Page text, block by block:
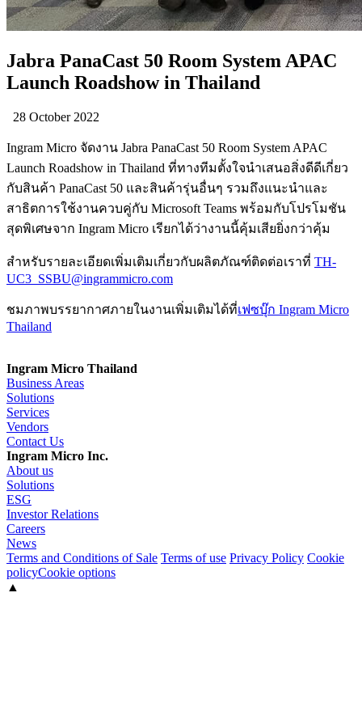
Jabra PanaCast 50 Room System APAC
Launch Roadshow in Thailand
28 October 2022
Ingram Micro จัดงาน Jabra PanaCast 50 Room System APAC
Launch Roadshow in Thailand ที่ทางทีมตั้งใจนำเสนอสิ่งดีดีเกี่ยว
กับสินค้า PanaCast 50 และสินค้ารุ่นอื่นๆ รวมถึงแนะนำและ
สาธิตการใช้งานควบคู่กับ Microsoft Teams พร้อมกับโปรโมชัน
สุดพิเศษจาก Ingram Micro เรียกได้ว่างานนี้คุ้มเสียยิ่งกว่าคุ้ม
สำหรับรายละเอียดเพิ่มเติมเกี่ยวกับผลิตภัณฑ์ติดต่อเราที่ TH-
UC3_SSBU@ingrammicro.com
ชมภาพบรรยากาศภายในงานเพิ่มเติมได้ที่เฟซบุ๊ก Ingram Micro
Thailand
Ingram Micro Thailand
Business Areas
Solutions
Services
Vendors
Contact Us
Ingram Micro Inc.
About us
Solutions
ESG
Investor Relations
Careers
News
Terms and Conditions of Sale Terms of use Privacy Policy Cookie
policyCookie options
▲